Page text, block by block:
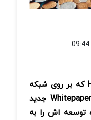
بازی محبوب Hamster Kombat که بر روی شبکه
TON ساخته شده، به تازگی Whitepaper جدید
توسعه اش را به